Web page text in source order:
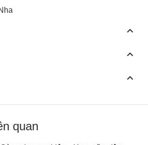
quan